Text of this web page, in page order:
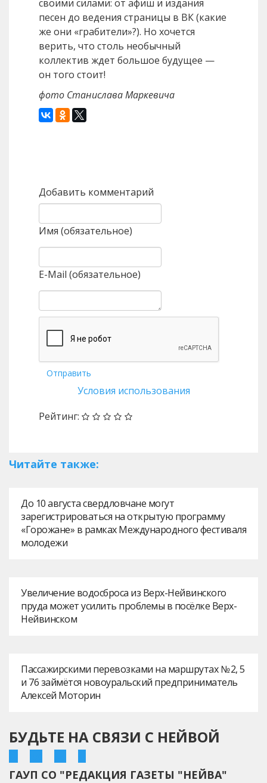
своими силами: от афиш и издания
песен до ведения страницы в ВК (какие
же они «грабители»?). Но хочется
верить, что столь необычный
коллектив ждет большое будущее —
он того стоит!
фото Станислава Маркевича
Добавить комментарий
Имя (обязательное)
E-Mail (обязательное)
Отправить
Условия использования
Рейтинг:
Читайте также:
До 10 августа свердловчане могут
зарегистрироваться на открытую программу
«Горожане» в рамках Международного фестиваля
молодежи
Увеличение водосброса из Верх-Нейвинского
пруда может усилить проблемы в посёлке Верх-
Нейвинском
Пассажирскими перевозками на маршрутах № 2, 5
и 76 займётся новоуральский предприниматель
Алексей Моторин
БУДЬТЕ НА СВЯЗИ С НЕЙВОЙ
ГАУП СО "РЕДАКЦИЯ ГАЗЕТЫ "НЕЙВА"